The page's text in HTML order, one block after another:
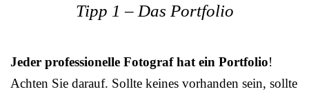
Tipp 1 – Das Portfolio
Jeder professionelle Fotograf hat ein Portfolio!
Achten Sie darauf. Sollte keines vorhanden sein, sollte